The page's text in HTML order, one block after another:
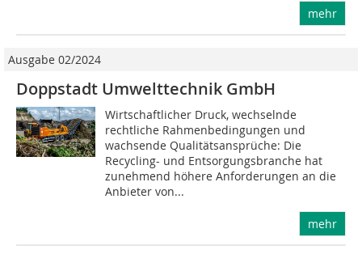
mehr
Ausgabe 02/2024
Doppstadt Umwelttechnik GmbH
Wirtschaftlicher Druck, wechselnde
rechtliche Rahmenbedingungen und
wachsende Qualitätsansprüche: Die
Recycling- und Entsorgungsbranche hat
zunehmend höhere Anforderungen an die
Anbieter von...
mehr